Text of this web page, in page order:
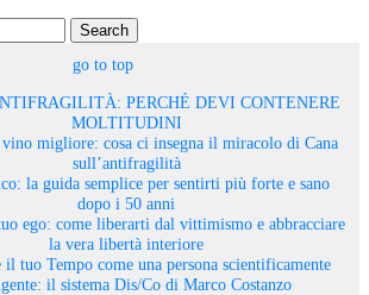
Search
go to top
PERCHÉ DEVI CONTENERE
MOLTITUDINI
migliore: cosa ci insegna il miracolo di Cana
sull’antifragilità
la guida semplice per sentirti più forte e sano
dopo i 50 anni
ego: come liberarti dal vittimismo e abbracciare
la vera libertà interiore
il tuo Tempo come una persona scientificamente
il sistema Dis/Co di Marco Costanzo